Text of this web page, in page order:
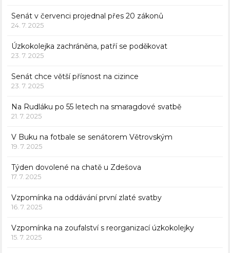
Senát v červenci projednal přes 20 zákonů
24. 7. 2025
Úzkokolejka zachráněna, patří se poděkovat
23. 7. 2025
Senát chce větší přísnost na cizince
23. 7. 2025
Na Rudláku po 55 letech na smaragdové svatbě
21. 7. 2025
V Buku na fotbale se senátorem Větrovským
19. 7. 2025
Týden dovolené na chatě u Zdešova
17. 7. 2025
Vzpomínka na oddávání první zlaté svatby
16. 7. 2025
Vzpomínka na zoufalství s reorganizací úzkokolejky
15. 7. 2025